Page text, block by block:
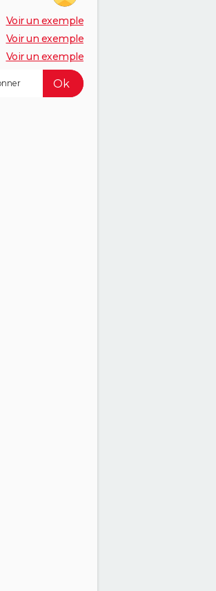
Voir un exemple
Voir un exemple
Voir un exemple